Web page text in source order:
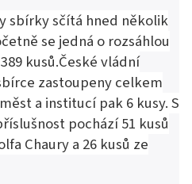
sbírky sčítá hned několik
se jedná o rozsáhlou
kusů.České vládní
zastoupeny celkem
a institucí pak 6 kusy. S
pochází 51 kusů
Chaury a 26 kusů ze